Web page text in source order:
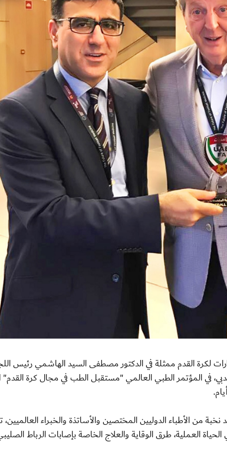
باتحاد الامارات لكرة القدم ممثلة في الدكتور مصطفى السيد الهاشمي رئيس
في المؤتمر الطبي العالمي "مستقبل الطب في مجال كرة
من الأطباء الدوليين المختصين والأساتذة والخبراء العالميين،
العملية، طرق الوقاية والعلاج الخاصة بإصابات الرباط